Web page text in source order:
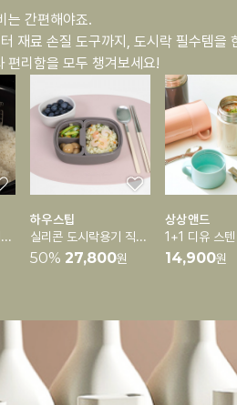
는 간편해야죠.
재료 손질 도구까지, 도시락 필수템을
편리함을 모두 챙겨보세요!
하이디어랩 저당 플레이트
하우스팁
실리콘 도시락용기 직장인 도시락통 런치박스 [3단분리가능]
50% 27,800원
상상앤드
14,900원